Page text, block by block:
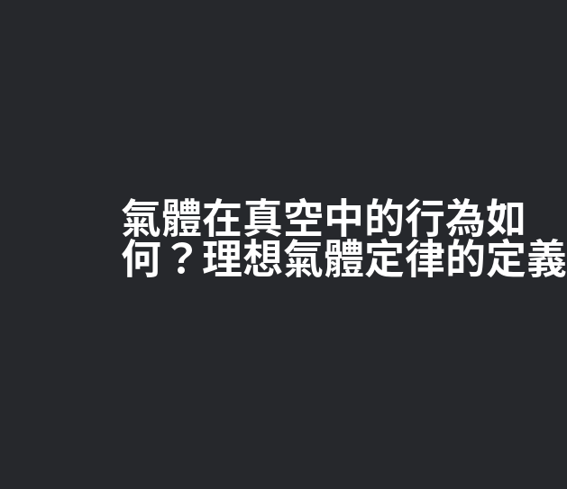
氣體在真空中的行為如
何？理想氣體定律的定義